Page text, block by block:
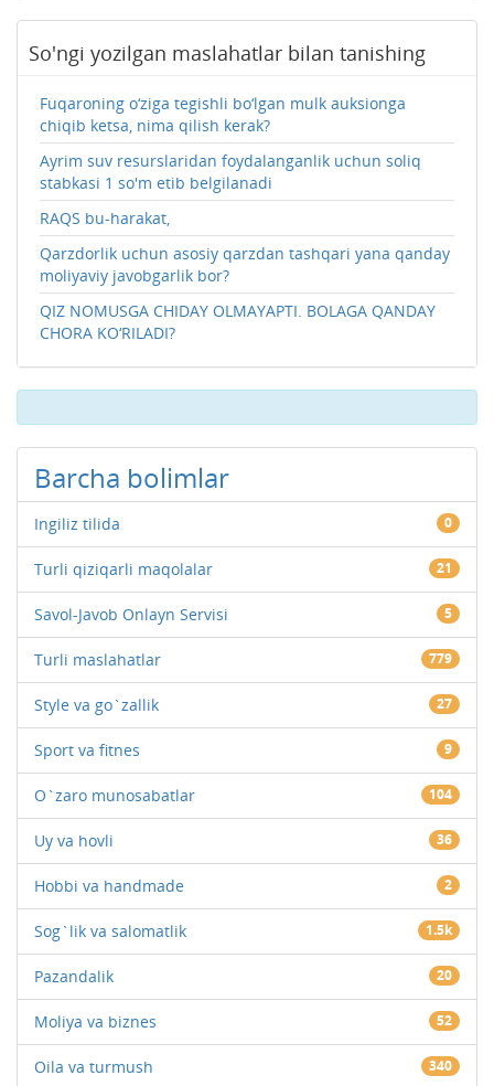
So'ngi yozilgan maslahatlar bilan tanishing
Fuqaroning o‘ziga tegishli bo‘lgan mulk auksionga
chiqib ketsa, nima qilish kerak?
Ayrim suv resurslaridan foydalanganlik uchun soliq
stabkasi 1 so'm etib belgilanadi
RAQS bu-harakat,
Qarzdorlik uchun asosiy qarzdan tashqari yana qanday
moliyaviy javobgarlik bor?
QIZ NOMUSGA CHIDAY OLMAYAPTI. BOLAGA QANDAY
CHORA KO‘RILADI?
Barcha bolimlar
Ingiliz tilida 0
Turli qiziqarli maqolalar 21
Savol-Javob Onlayn Servisi 5
Turli maslahatlar 779
Style va go`zallik 27
Sport va fitnes 9
O`zaro munosabatlar 104
Uy va hovli 36
Hobbi va handmade 2
Sog`lik va salomatlik 1.5k
Pazandalik 20
Moliya va biznes 52
Oila va turmush 340